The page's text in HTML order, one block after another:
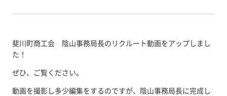
斐川町商工会 陰山事務局長のリクルート動画をアップしまし
た！
ぜひ、ご覧ください。
動画を撮影し多少編集をするのですが、陰山事務局長に完成し